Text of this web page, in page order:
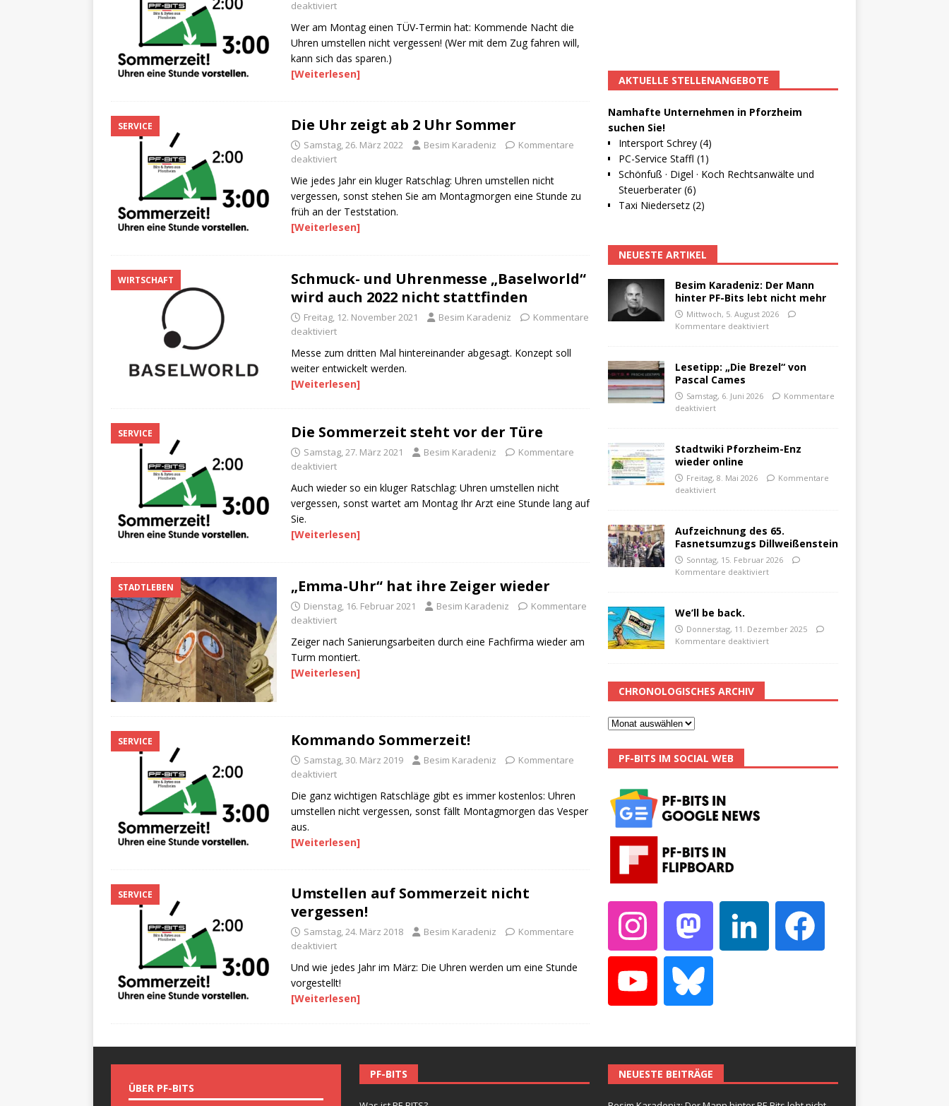
deaktiviert
Wer am Montag einen TÜV-Termin hat: Kommende Nacht die
Uhren umstellen nicht vergessen! (Wer mit dem Zug fahren will,
kann sich das sparen.)
[Weiterlesen]
SERVICE Die Uhr zeigt ab 2 Uhr Sommer
Samstag, 26. März 2022 Besim Karadeniz
Kommentare
deaktiviert
Wie jedes Jahr ein kluger Ratschlag: Uhren umstellen nicht
vergessen, sonst stehen Sie am Montagmorgen eine Stunde zu
früh an der Teststation.
[Weiterlesen]
WIRTSCHAFT
Schmuck- und Uhrenmesse „Baselworld“
wird auch 2022 nicht stattfinden
Freitag, 12. November 2021 Besim Karadeniz
Kommentare
deaktiviert
Messe zum dritten Mal hintereinander abgesagt. Konzept soll
weiter entwickelt werden.
[Weiterlesen]
SERVICE Die Sommerzeit steht vor der Türe
Samstag, 27. März 2021 Besim Karadeniz
Kommentare
deaktiviert
Auch wieder so ein kluger Ratschlag: Uhren umstellen nicht
vergessen, sonst wartet am Montag Ihr Arzt eine Stunde lang auf
Sie.
[Weiterlesen]
STADTLEBEN „Emma-Uhr“ hat ihre Zeiger wieder
Dienstag, 16. Februar 2021 Besim Karadeniz
Kommentare
deaktiviert
Zeiger nach Sanierungsarbeiten durch eine Fachfirma wieder am
Turm montiert.
[Weiterlesen]
SERVICE Kommando Sommerzeit!
Samstag, 30. März 2019 Besim Karadeniz
Kommentare
deaktiviert
Die ganz wichtigen Ratschläge gibt es immer kostenlos: Uhren
umstellen nicht vergessen, sonst fällt Montagmorgen das Vesper
aus.
[Weiterlesen]
SERVICE
Umstellen auf Sommerzeit nicht
vergessen!
Samstag, 24. März 2018 Besim Karadeniz
Kommentare
deaktiviert
Und wie jedes Jahr im März: Die Uhren werden um eine Stunde
vorgestellt!
[Weiterlesen]
AKTUELLE STELLENANGEBOTE
Namhafte Unternehmen in Pforzheim
suchen Sie!
Intersport Schrey (4)
PC-Service Staffl (1)
Schönfuß · Digel · Koch Rechtsanwälte und
Steuerberater (6)
Taxi Niedersetz (2)
NEUESTE ARTIKEL
Besim Karadeniz: Der Mann
hinter PF-Bits lebt nicht mehr
Mittwoch, 5. August 2026
Kommentare deaktiviert
Lesetipp: „Die Brezel“ von
Pascal Cames
Samstag, 6. Juni 2026
Kommentare
deaktiviert
Stadtwiki Pforzheim-Enz
wieder online
Freitag, 8. Mai 2026
Kommentare
deaktiviert
Aufzeichnung des 65.
Fasnetsumzugs Dillweißenstein
Sonntag, 15. Februar 2026
Kommentare deaktiviert
We’ll be back.
Donnerstag, 11. Dezember 2025
Kommentare deaktiviert
CHRONOLOGISCHES ARCHIV
PF-BITS IM SOCIAL WEB
ÜBER PF-BITS
PF-BITS NEUESTE BEITRÄGE